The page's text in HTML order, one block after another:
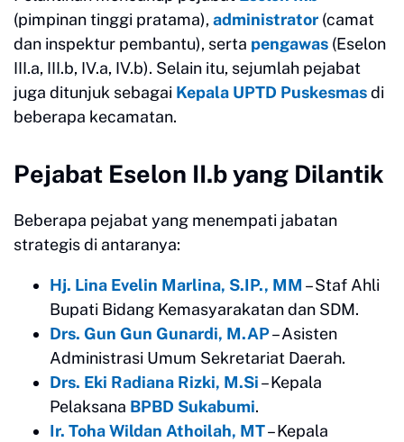
(pimpinan tinggi pratama), administrator (camat
dan inspektur pembantu), serta pengawas (Eselon
III.a, III.b, IV.a, IV.b). Selain itu, sejumlah pejabat
juga ditunjuk sebagai Kepala UPTD Puskesmasdi
beberapa kecamatan.
Pejabat Eselon II.b yang Dilantik
Beberapa pejabat yang menempati jabatan
strategis di antaranya:
Hj. Lina Evelin Marlina, S.IP., MM – Staf Ahli
Bupati Bidang Kemasyarakatan dan SDM.
Drs. Gun Gun Gunardi, M.AP– Asisten
Administrasi Umum Sekretariat Daerah.
Drs. Eki Radiana Rizki, M.Si– Kepala
Pelaksana BPBD Sukabumi.
Ir. Toha Wildan Athoilah, MT– Kepala